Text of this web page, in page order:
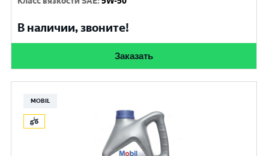
В наличии, звоните!
Заказать
MOBIL